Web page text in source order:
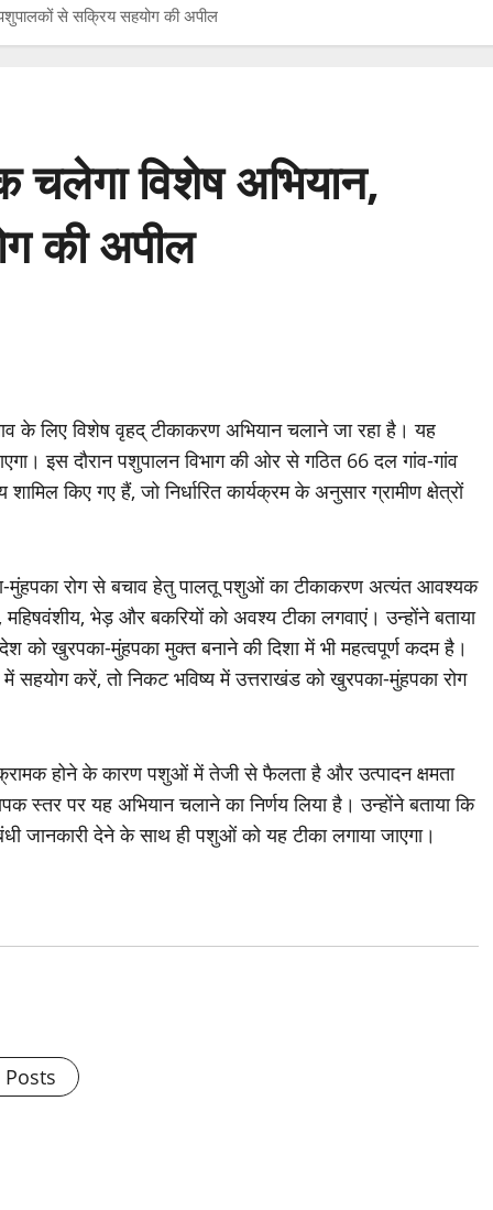
से सक्रिय सहयोग की अपील
विशेष अभियान,
की अपील
के लिए विशेष वृहद् टीकाकरण अभियान चलाने जा रहा है। यह
इस दौरान पशुपालन विभाग की ओर से गठित 66 दल गांव-गांव
किए गए हैं, जो निर्धारित कार्यक्रम के अनुसार ग्रामीण क्षेत्रों
मुंहपका रोग से बचाव हेतु पालतू पशुओं का टीकाकरण अत्यंत आवश्यक
भेड़ और बकरियों को अवश्य टीका लगवाएं। उन्होंने बताया
को खुरपका-मुंहपका मुक्त बनाने की दिशा में भी महत्वपूर्ण कदम है।
सहयोग करें, तो निकट भविष्य में उत्तराखंड को खुरपका-मुंहपका रोग
होने के कारण पशुओं में तेजी से फैलता है और उत्पादन क्षमता
स्तर पर यह अभियान चलाने का निर्णय लिया है। उन्होंने बताया कि
जानकारी देने के साथ ही पशुओं को यह टीका लगाया जाएगा।